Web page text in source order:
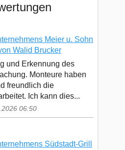
Meier u. Sohn
Walid Brucker
und Erkennung des
Monteure haben
freundlich die
Ich kann dies...
06:50
Südstadt-Grill